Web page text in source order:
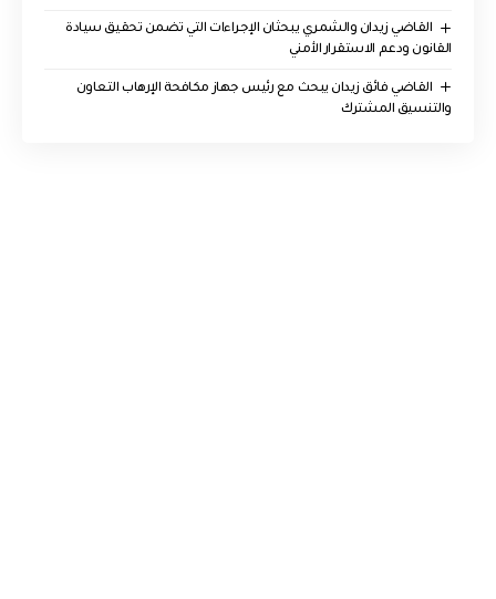
القاضي زيدان والشمري يبحثان الإجراءات التي تضمن تحقيق سيادة
القانون ودعم الاستقرار الأمني
القاضي فائق زيدان يبحث مع رئيس جهاز مكافحة الإرهاب التعاون
والتنسيق المشترك